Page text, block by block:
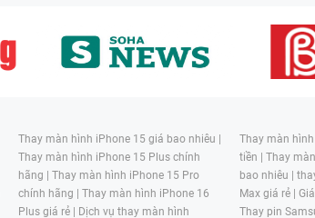
Thay màn hình iPhone 15 giá bao nhiêu |
Thay màn hình iPhone 15 Plus chính
hãng | Thay màn hình iPhone 15 Pro
chính hãng | Thay màn hình iPhone 16
Plus giá rẻ | Dịch vụ thay màn hình
Thay màn
tiền | Thay
bao nhiêu |
Max giá rẻ |
Thay pin